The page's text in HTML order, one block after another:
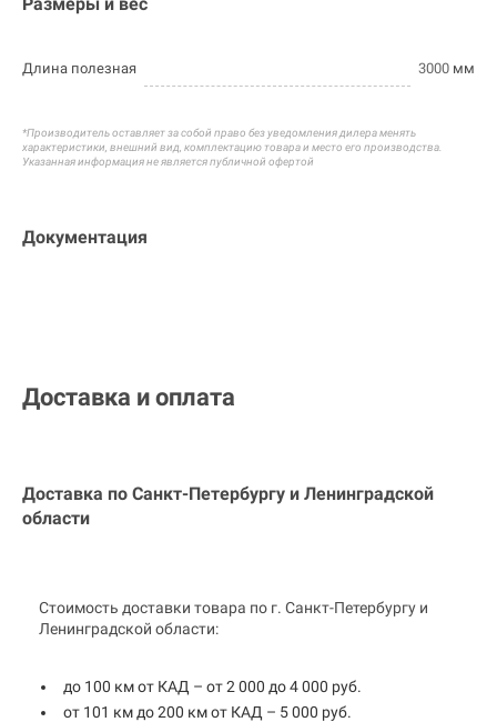
Длина полезная 3000 мм
*Производитель оставляет за собой право без уведомления дилера менять
характеристики, внешний вид, комплектацию товара и место его производства.
Указанная информация не является публичной офертой
Документация
Доставка и оплата
Доставка по Санкт-Петербургу и Ленинградской
области
Стоимость доставки товара по г. Санкт-Петербургу и
Ленинградской области:
до 100 км от КАД – от 2 000 до 4 000 руб.
от 101 км до 200 км от КАД – 5 000 руб.